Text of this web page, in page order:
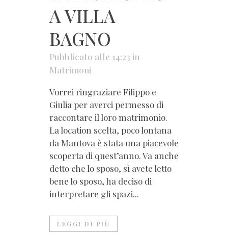
A VILLA
BAGNO
Pubblicato alle 14:23 in
Matrimoni
Vorrei ringraziare Filippo e
Giulia per averci permesso di
raccontare il loro matrimonio.
La location scelta, poco lontana
da Mantova è stata una piacevole
scoperta di quest’anno. Va anche
detto che lo sposo, sì avete letto
bene lo sposo, ha deciso di
interpretare gli spazi...
LEGGI DI PIÙ